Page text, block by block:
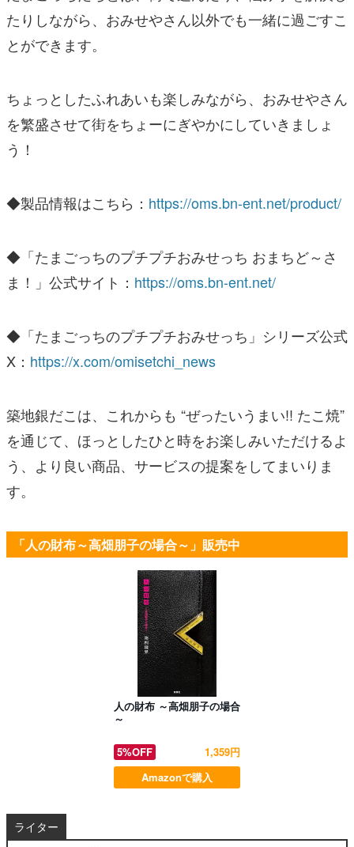
たりしながら、おみせやさん以外でも一緒に過ごすこ
とができます。
ちょっとしたふれあいも楽しみながら、おみせやさん
を繁盛させて街をちょーにぎやかにしていきましょ
う！
◆製品情報はこちら： https://oms.bn-ent.net/product/
◆「たまごっちのプチプチおみせっち おまちど～さ
ま！」公式サイト： https://oms.bn-ent.net/
◆「たまごっちのプチプチおみせっち」シリーズ公式
X： https://x.com/omisetchi_news
築地銀だこは、これからも “ぜったいうまい!! たこ焼”
を通じて、ほっとしたひと時をお楽しみいただけるよ
う、より良い商品、サービスの提案をしてまいりま
す。
「人の財布～高畑朋子の場合～」販売中
人の財布 ～高畑朋子の場合
～
5%OFF
1,359円
Amazonで購入
ライター